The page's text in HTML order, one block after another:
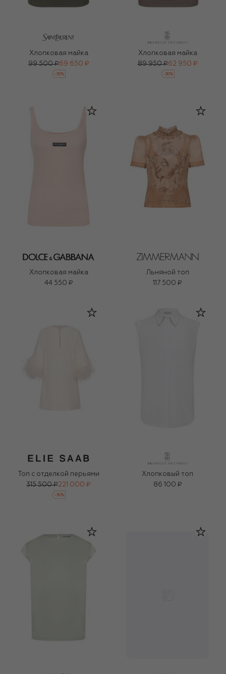
Хлопковая майка
99 500 ₽69 650 ₽
-30%
Хлопковая майка
89 950 ₽62 950 ₽
-30%
Хлопковая майка
44 550 ₽
Льняной топ
117 500 ₽
Топ с отделкой перьями
315 500 ₽221 000 ₽
-30%
Хлопковый топ
86 100 ₽